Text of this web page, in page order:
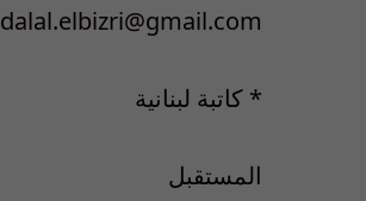
dalal.elbizri@gmail.com
* كاتبة لبنانية
المستقبل